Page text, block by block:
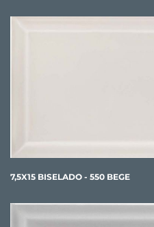
7,5X15 BISELADO - 550 BEGE